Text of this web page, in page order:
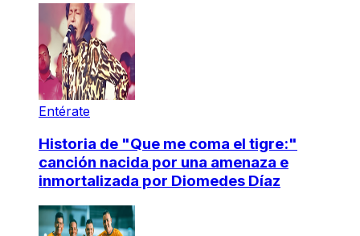
Entérate
Historia de "Que me coma el tigre:"
canción nacida por una amenaza e
inmortalizada por Diomedes Díaz